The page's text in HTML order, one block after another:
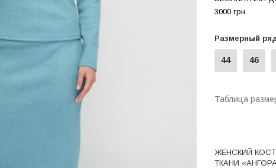
3000 грн.
44 46
Таблица
ЖЕНСКИЙ
ТКАНИ